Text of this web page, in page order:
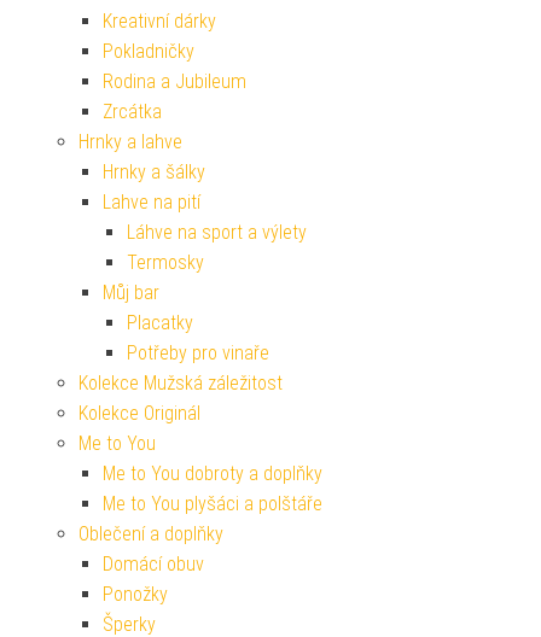
Kreativní dárky
Pokladničky
Rodina a Jubileum
Zrcátka
Hrnky a lahve
Hrnky a šálky
Lahve na pití
Láhve na sport a výlety
Termosky
Můj bar
Placatky
Potřeby pro vinaře
Kolekce Mužská záležitost
Kolekce Originál
Me to You
Me to You dobroty a doplňky
Me to You plyšáci a polštáře
Oblečení a doplňky
Domácí obuv
Ponožky
Šperky